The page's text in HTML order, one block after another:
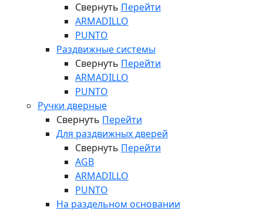
Свернуть Перейти
ARMADILLO
PUNTO
Раздвижные системы
Свернуть Перейти
ARMADILLO
PUNTO
Ручки дверные
Свернуть Перейти
Для раздвижных дверей
Свернуть Перейти
AGB
ARMADILLO
PUNTO
На раздельном основании